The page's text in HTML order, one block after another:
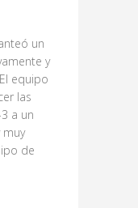
un
y
equipo
las
a un
de